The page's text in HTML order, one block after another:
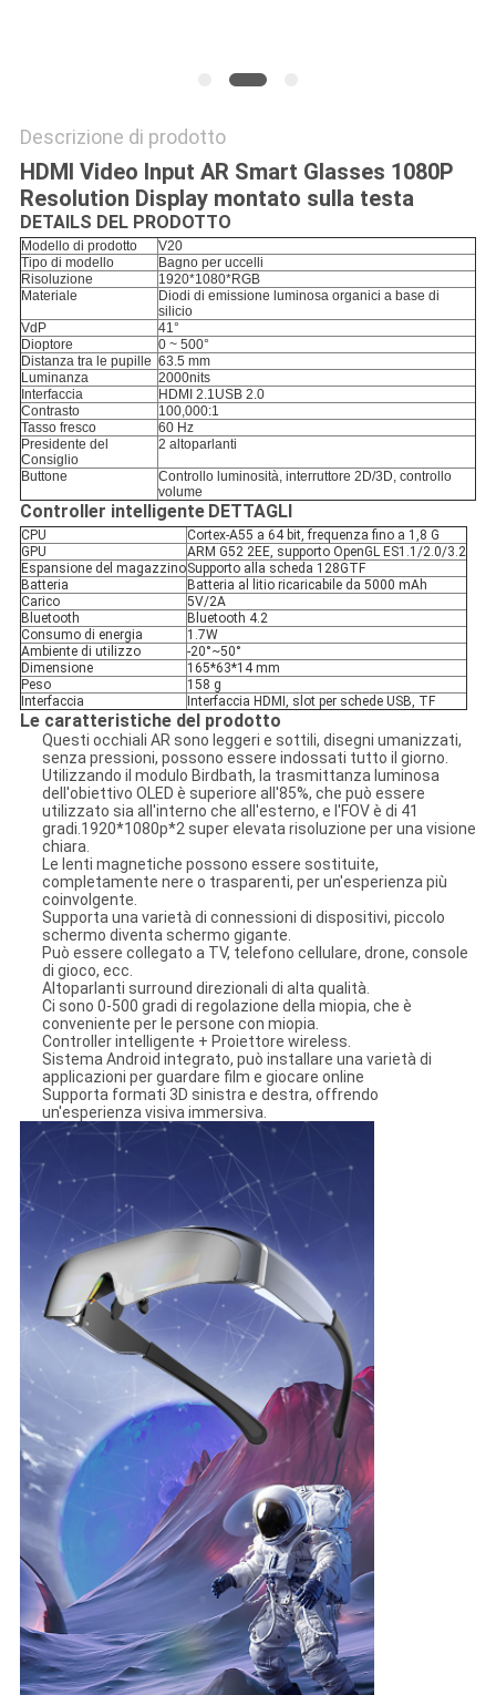
Descrizione di prodotto
HDMI Video Input AR Smart Glasses 1080P
Resolution Display montato sulla testa
DETAILS DEL PRODOTTO
Modello di prodotto
V20
Tipo di modello
Bagno per uccelli
Risoluzione
1920*1080*RGB
Materiale
Diodi di emissione luminosa organici a base di
silicio
VdP
41°
Dioptore
0 ~ 500°
Distanza tra le pupille 63.5 mm
Luminanza
2000nits
Interfaccia
HDMI 2.1USB 2.0
Contrasto
100,000:1
Tasso fresco
60 Hz
Presidente del
Consiglio
2 altoparlanti
Buttone
Controllo luminosità, interruttore 2D/3D, controllo
volume
Controller intelligente DETTAGLI
CPU
Cortex-A55 a 64 bit, frequenza fino a 1,8 G
GPU
ARM G52 2EE, supporto OpenGL ES1.1/2.0/3.2
Espansione del magazzinoSupporto alla scheda 128GTF
Batteria
Batteria al litio ricaricabile da 5000 mAh
Carico
5V/2A
Bluetooth
Bluetooth 4.2
Consumo di energia
1.7W
Ambiente di utilizzo
-20°~50°
Dimensione
165*63*14 mm
Peso
158 g
Interfaccia
Interfaccia HDMI, slot per schede USB, TF
Le caratteristiche del prodotto
Questi occhiali AR sono leggeri e sottili, disegni umanizzati,
senza pressioni, possono essere indossati tutto il giorno.
Utilizzando il modulo Birdbath, la trasmittanza luminosa
dell'obiettivo OLED è superiore all'85%, che può essere
utilizzato sia all'interno che all'esterno, e l'FOV è di 41
gradi.1920*1080p*2 super elevata risoluzione per una visione
chiara.
Le lenti magnetiche possono essere sostituite,
completamente nere o trasparenti, per un'esperienza più
coinvolgente.
Supporta una varietà di connessioni di dispositivi, piccolo
schermo diventa schermo gigante.
Può essere collegato a TV, telefono cellulare, drone, console
di gioco, ecc.
Altoparlanti surround direzionali di alta qualità.
Ci sono 0-500 gradi di regolazione della miopia, che è
conveniente per le persone con miopia.
Controller intelligente + Proiettore wireless.
Sistema Android integrato, può installare una varietà di
applicazioni per guardare film e giocare online
Supporta formati 3D sinistra e destra, offrendo
un'esperienza visiva immersiva.